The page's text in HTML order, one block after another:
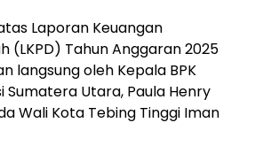
Laporan Keuangan
(LKPD) Tahun Anggaran 2025
langsung oleh Kepala BPK
Sumatera Utara, Paula Henry
Wali Kota Tebing Tinggi Iman